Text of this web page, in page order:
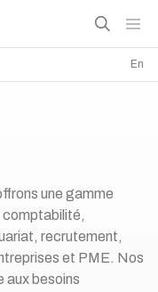
En
une gamme
comptabilité,
recrutement,
et PME. Nos
aux besoins